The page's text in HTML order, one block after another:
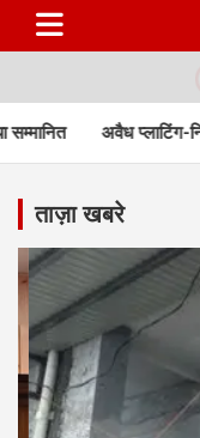
निर्माण पर एमडीडीए की बड़ी
ताज़ा खबरे